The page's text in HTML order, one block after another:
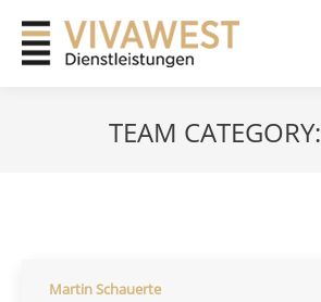
TEAM CATEGORY:
Martin Schauerte